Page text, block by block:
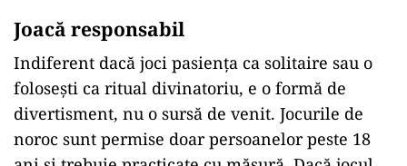
Joacă responsabil
Indiferent dacă joci pasiența ca solitaire sau o
folosești ca ritual divinatoriu, e o formă de
divertisment, nu o sursă de venit. Jocurile de
noroc sunt permise doar persoanelor peste 18